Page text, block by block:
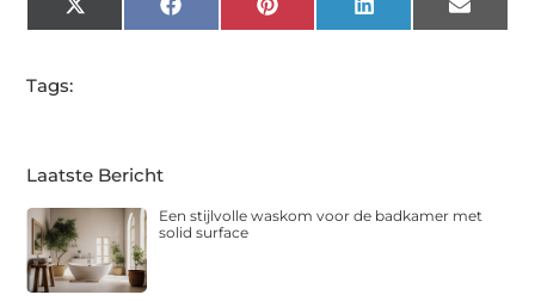
X
(Twitter)
FacebookPinterest LinkedIn Email
Tags:
Laatste Bericht
Een stijlvolle waskom voor de badkamer met
solid surface